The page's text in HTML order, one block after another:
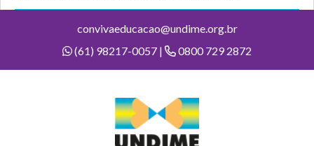
convivaeducacao@undime.org.br
(61) 98217-0057 |
0800 729 2872